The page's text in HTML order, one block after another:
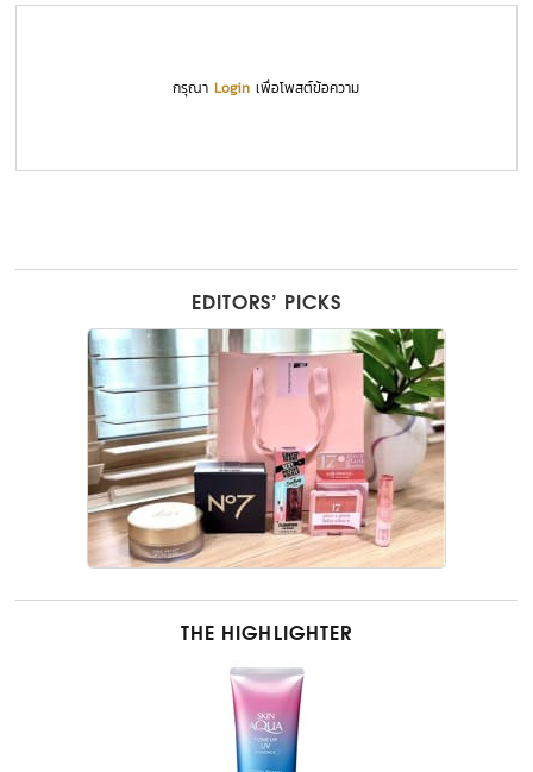
กรุณาLogin เพื่อโพสต์ข้อความ
EDITORS’ PICKS
THE HIGHLIGHTER